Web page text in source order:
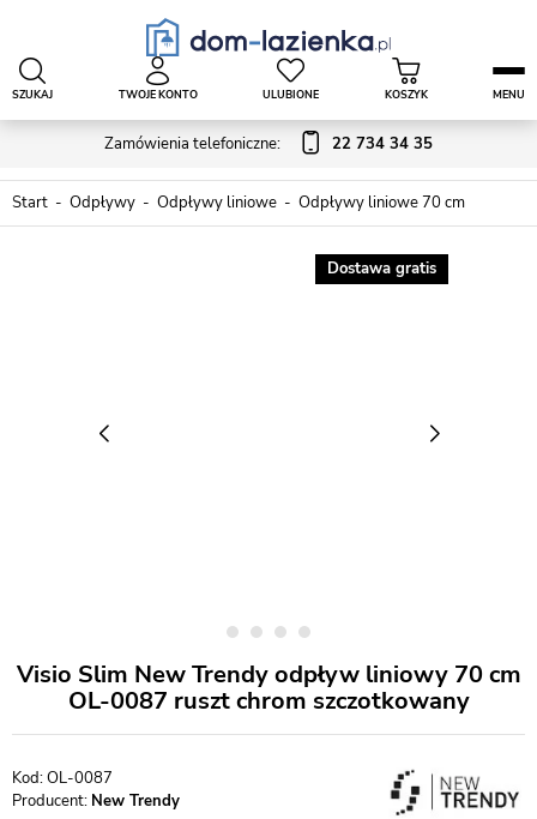
Zamówienia telefoniczne: 22 734 34 35
SZUKAJ TWOJE KONTO ULUBIONE KOSZYK MENU
Start Odpływy Odpływy liniowe Odpływy liniowe 70 cm
Dostawa gratis
Visio Slim New Trendy odpływ liniowy 70 cm
OL-0087 ruszt chrom szczotkowany
OL-0087
Producent: New Trendy